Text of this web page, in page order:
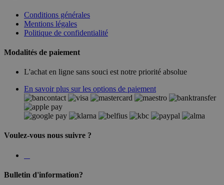
Conditions générales
Mentions légales
Politique de confidentialité
Modalités de paiement
L'achat en ligne sans souci est notre priorité absolue
En savoir plus sur les options de paiement
Voulez-vous nous suivre ?
Bulletin d'information?